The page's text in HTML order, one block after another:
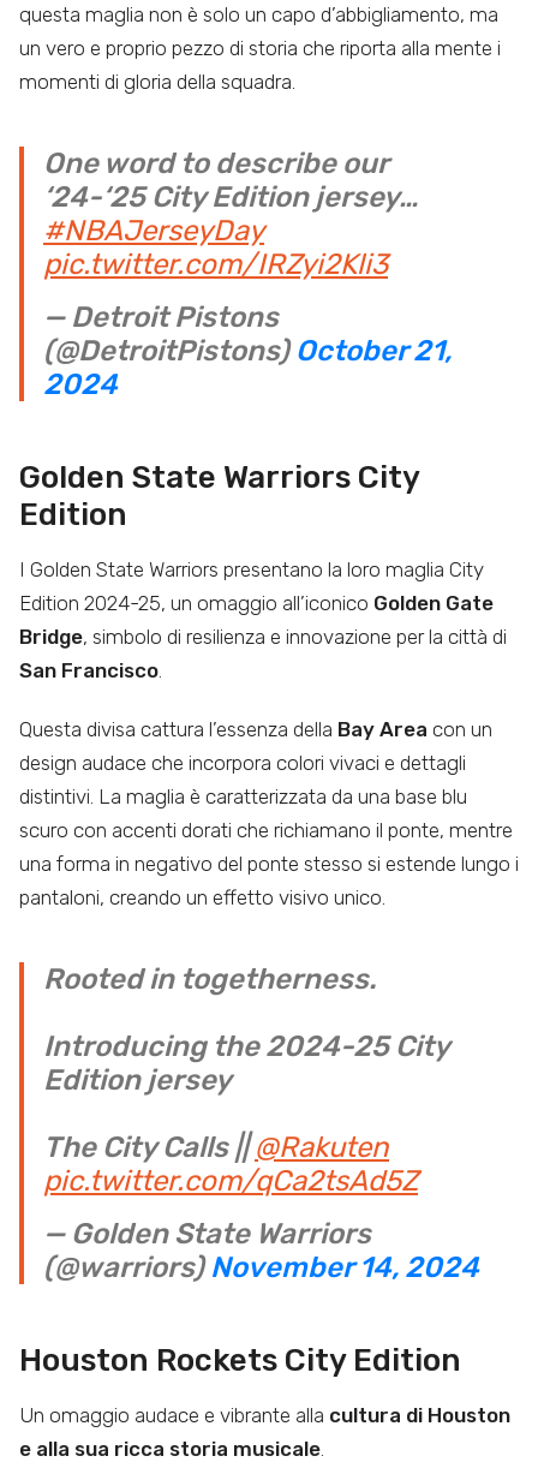
questa maglia non è solo un capo d’abbigliamento, ma
un vero e proprio pezzo di storia che riporta alla mente i
momenti di gloria della squadra.
One word to describe our
‘24-‘25 City Edition jersey…
#NBAJerseyDay
pic.twitter.com/IRZyi2Kli3
— Detroit Pistons
(@DetroitPistons)October 21,
2024
Golden State Warriors City
Edition
I Golden State Warriors presentano la loro maglia City
Edition 2024-25, un omaggio all’iconico Golden Gate
Bridge, simbolo di resilienza e innovazione per la città di
San Francisco
Questa divisa cattura l’essenza della Bay Area con un
design audace che incorpora colori vivaci e dettagli
distintivi. La maglia è caratterizzata da una base blu
scuro con accenti dorati che richiamano il ponte, mentre
una forma in negativo del ponte stesso si estende lungo i
pantaloni, creando un effetto visivo unico.
Rooted in togetherness.
Introducing the 2024-25 City
Edition jersey
The City Calls ||@Rakuten
pic.twitter.com/qCa2tsAd5Z
— Golden State Warriors
(@warriors)November 14, 2024
Houston Rockets City Edition
Un omaggio audace e vibrante alla cultura di Houston
e alla sua ricca storia musicale